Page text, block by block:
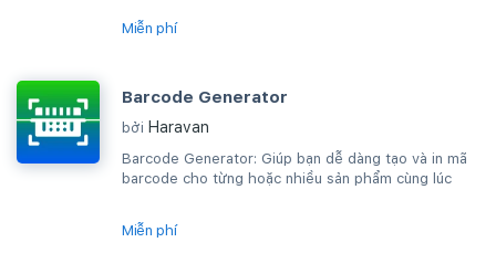
Miễn phí
Barcode Generator
bởi Haravan
Barcode Generator: Giúp bạn dễ dàng tạo và in mã
barcode cho từng hoặc nhiều sản phẩm cùng lúc
Miễn phí